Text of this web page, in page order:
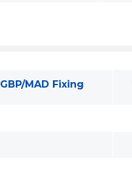
GBP/MAD Fixing